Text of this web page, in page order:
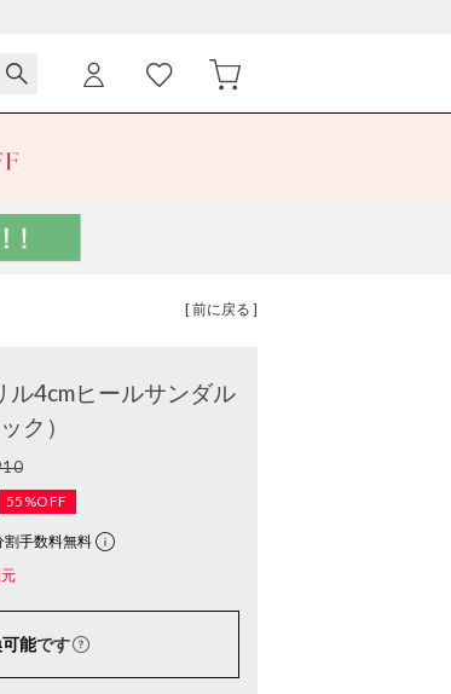
[ 前に戻る ]
ル4cmヒールサンダル
ク）
55%OFF
割手数料無料
能です